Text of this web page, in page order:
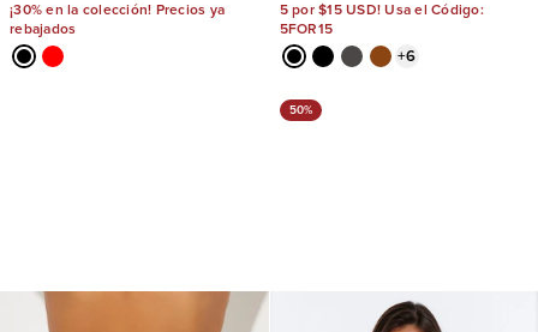
¡30% en la colección! Precios ya
rebajados
5 por $15 USD! Usa el Código:
5FOR15
+6
50%